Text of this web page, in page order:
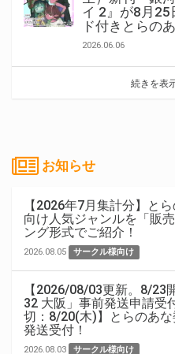
イ 2』が8月25
ド付きとらの
2026.06.06
続きを表
お知らせ
【2026年7月集計分】と
向け人気ジャンルを「販
ング形式でご紹介！
2026.08.05 サークル様向け
【2026/08/03更新。8/23
32 大阪」事前発送申請受
切：8/20(木)】とらのあ
発送受付！
2026.08.03 サークル様向け